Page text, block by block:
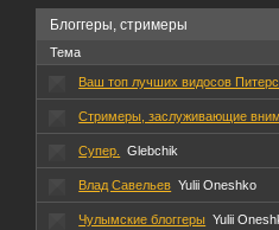
Блоггеры, стримеры
Тема
Ваш топ лучших видосов
Стримеры, заслуживающие
Супер. Glebchik
Влад Савельев Yulii Oneshko
Чулымские блоггеры Yulii